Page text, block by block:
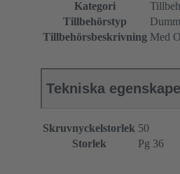
Kategori
Tillbehörstyp
Tillbehörsbeskrivning Med
Tekniska
Skruvnyckelstorlek 50
Storlek
Pg 36